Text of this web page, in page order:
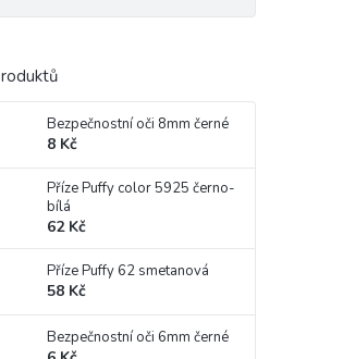
Bezpečnostní oči 8mm černé
8 Kč
Příze Puffy color 5925 černo-
bílá
62 Kč
Příze Puffy 62 smetanová
58 Kč
Bezpečnostní oči 6mm černé